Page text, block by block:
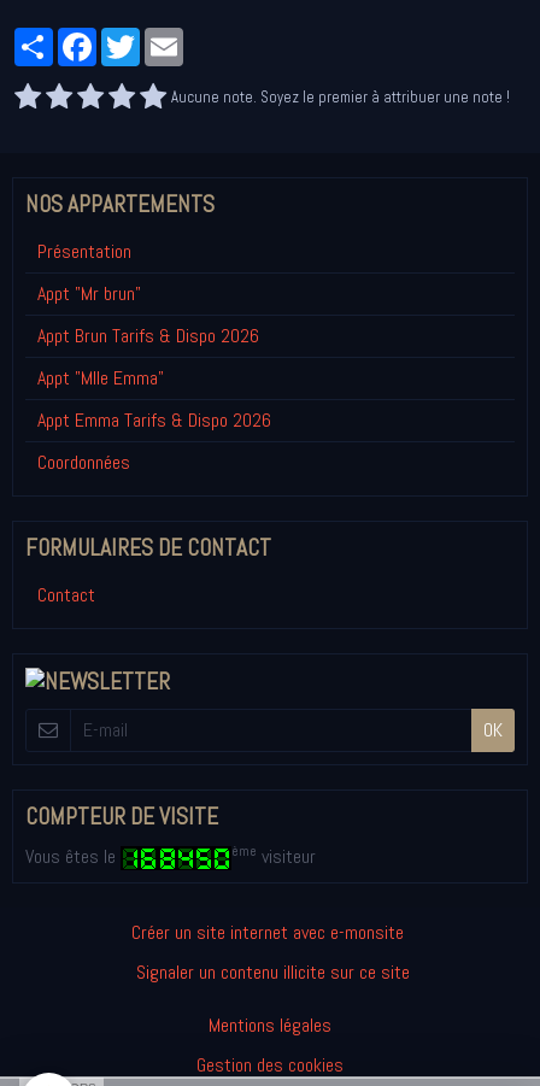
PartagerFacebookTwitter
Aucune note. Soyez le premier à attribuer une note !
NOS APPARTEMENTS
Présentation
Appt "Mr brun"
Appt Brun Tarifs & Dispo 2026
Appt "Mlle Emma"
Appt Emma Tarifs & Dispo 2026
Coordonnées
FORMULAIRES DE CONTACT
Contact
OK
COMPTEUR DE VISITE
Vous êtes le ème visiteur
Créer un site internet avec e-monsite
Signaler un contenu illicite sur ce site
Mentions légales
Gestion des cookies